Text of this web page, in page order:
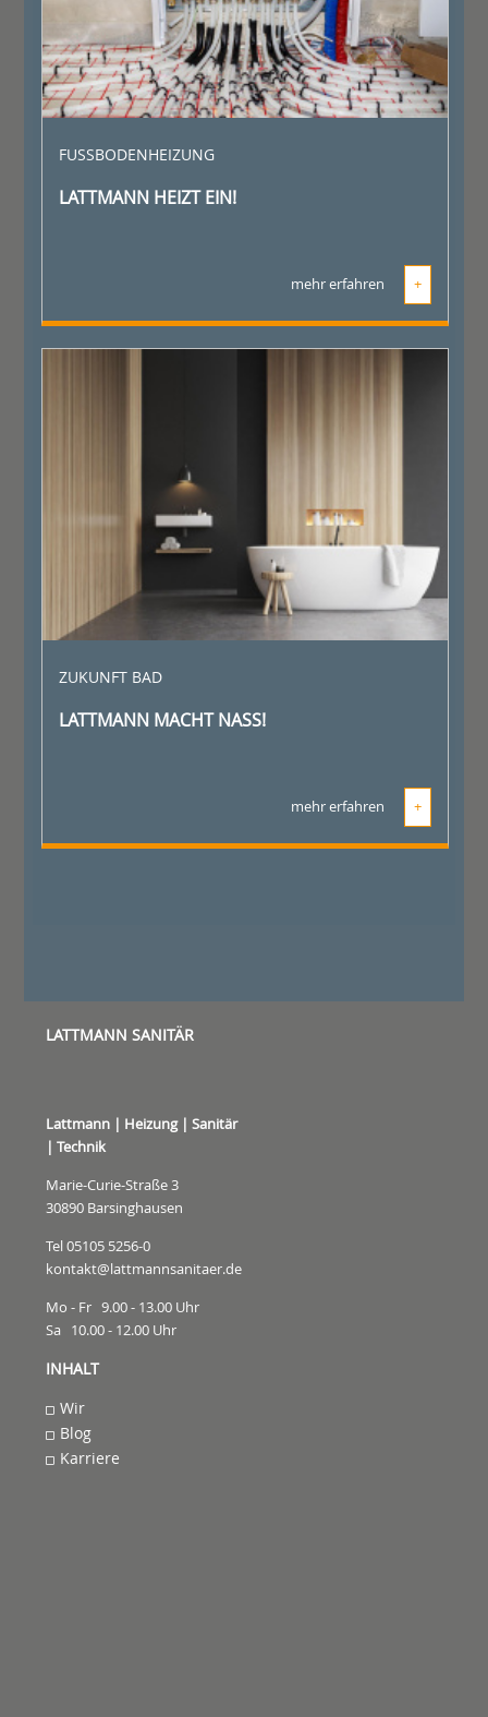
FUSSBODENHEIZUNG
LATTMANN HEIZT EIN!
mehr erfahren +
ZUKUNFT BAD
LATTMANN MACHT NASS!
mehr erfahren +
LATTMANN SANITÄR
Lattmann | Heizung | Sanitär
| Technik
Marie-Curie-Straße 3
30890 Barsinghausen
Tel 05105 5256-0
kontakt@lattmannsanitaer.de
Mo - Fr 9.00 - 13.00 Uhr
Sa 10.00 - 12.00 Uhr
INHALT
Wir
Blog
Karriere